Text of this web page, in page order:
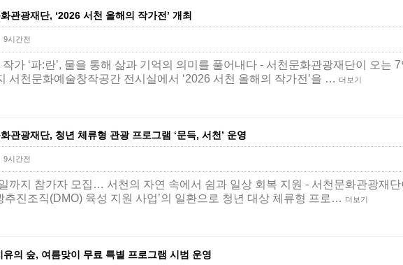
관광재단, ‘2026 서천 올해의 작가전’ 개최
9시간전
가 ‘파:란’, 물을 통해 삶과 기억의 의미를 풀어내다 - 서천문화관광재단이 오는 7
서천문화예술창작공간 전시실에서 ‘2026 서천 올해의 작가전’을 … 더보기
관광재단, 청년 체류형 관광 프로그램 ‘문득, 서천’ 운영
9시간전
까지 참가자 모집… 서천의 자연 속에서 쉼과 일상 회복 지원 - 서천문화관광재단
추진조직(DMO) 육성 지원 사업’의 일환으로 청년 대상 체류형 프로… 더보기
유의 숲, 여름맞이 무료 특별 프로그램 시범 운영